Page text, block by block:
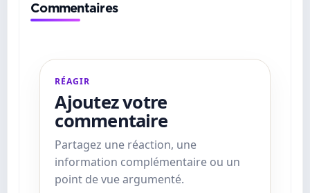
Commentaires
RÉAGIR
Ajoutez votre
commentaire
Partagez une réaction, une
information complémentaire ou un
point de vue argumenté.